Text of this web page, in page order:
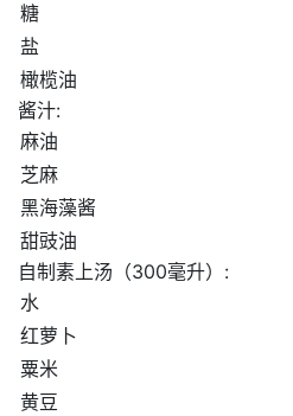
糖
盐
橄榄油
酱汁:
麻油
芝麻
黑海藻酱
甜豉油
自制素上汤（300毫升）:
水
红萝卜
粟米
黄豆